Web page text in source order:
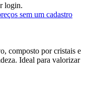
login.
sem um cadastro
composto por cristais e
Ideal para valorizar